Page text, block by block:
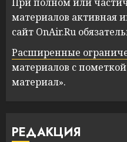
материалов активная
сайт OnAir.Ru
Расширенные
материалов с
материал».
РЕДАКЦИЯ